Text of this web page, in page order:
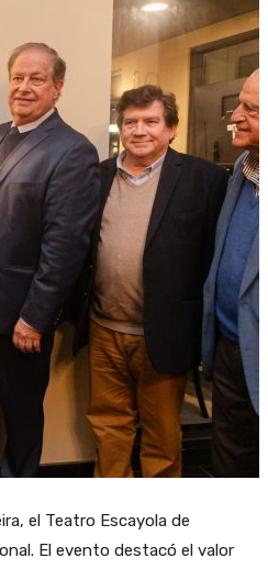
el Teatro Escayola de
El evento destacó el valor